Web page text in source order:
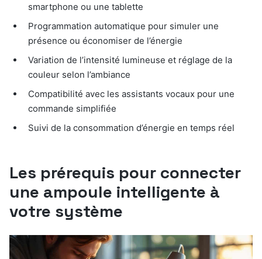
smartphone ou une tablette
Programmation automatique pour simuler une
présence ou économiser de l’énergie
Variation de l’intensité lumineuse et réglage de la
couleur selon l’ambiance
Compatibilité avec les assistants vocaux pour une
commande simplifiée
Suivi de la consommation d’énergie en temps réel
Les prérequis pour connecter
une ampoule intelligente à
votre système